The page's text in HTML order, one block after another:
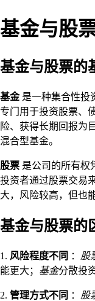
基金与股
基金与股票的
基金是一种集合性投
专门用于投资股票、
险、获得长期回报为
混合型基金。
股票 是公司的所有权
投资者通过股票交易
大，风险较高，但也
基金与股票的
1. 风险程度不同 ： 股
能更大； 基金分散投
2. 管理方式不同 ： 股